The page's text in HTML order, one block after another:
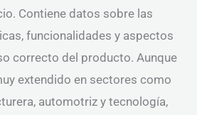
Contiene datos sobre las
funcionalidades y aspectos
correcto del producto. Aunque
extendido en sectores como
automotriz y tecnología,